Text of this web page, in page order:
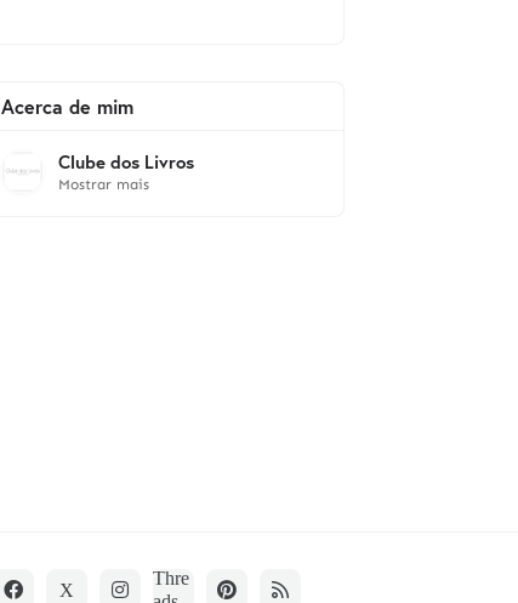
Acerca de mim
Clube dos Livros
Mostrar mais